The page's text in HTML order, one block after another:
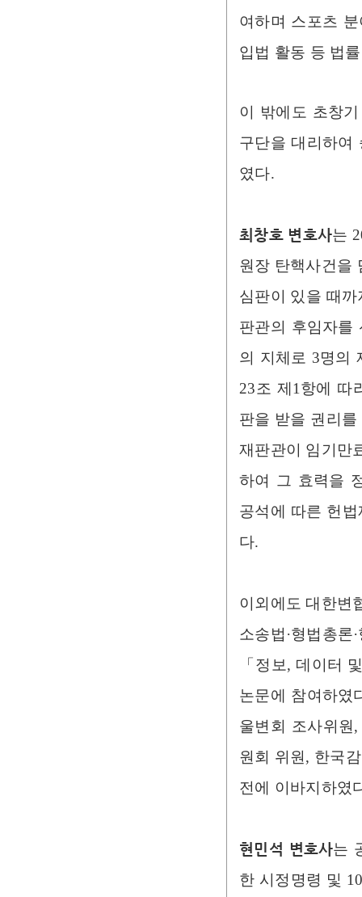
여하며 스포츠
입법 활동 등 법
이 밖에도 초창
구단을 대리하여
였다.
최창호 변호사는
원장 탄핵사건을
심판이 있을 때
판관의 후임자를
의 지체로 3명의
23조 제1항에 따
판을 받을 권리
재판관이 임기만
하여 그 효력을
공석에 따른 헌
다.
이외에도 대한변
소송법·형법총
「정보, 데이터
논문에 참여하였
울변회 조사위원
원회 위원, 한국
전에 이바지하였
현민석 변호사는
한 시정명령 및